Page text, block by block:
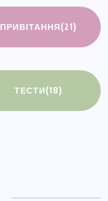
ПРИВІТАННЯ(21)
ТЕСТИ(18)